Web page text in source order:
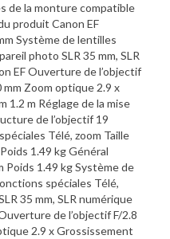
de la monture compatible
produit Canon EF
Système de lentilles
photo SLR 35 mm, SLR
EF Ouverture de l’objectif
mm Zoom optique 2.9 x
1.2 m Réglage de la mise
de l’objectif 19
Télé, zoom Taille
1.49 kg Général
Poids 1.49 kg Système de
spéciales Télé,
35 mm, SLR numérique
de l’objectif F/2.8
2.9 x Grossissement